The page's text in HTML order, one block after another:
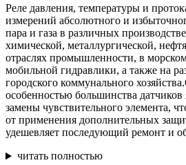
Реле давления, температуры и
измерений абсолютного и
пара и газа в различных
химической, металлургической,
отраслях промышленности, в морском
мобильной гидравлики, а также на
городского коммунального
особенностью большинства датчиков
замены чувствительного элемента,
от применения дополнительных
удешевляет последующий ремонт и
читать полностью